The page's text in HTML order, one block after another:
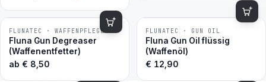
BESTSELLER
FLUNATEC · WAFFENPFLEGE
Fluna Gun Degreaser
(Waffenentfetter)
ab € 8,50
BESTSELLER
FLUNATEC · GUN OIL
Fluna Gun Oil flüssig
(Waffenöl)
€ 12,90